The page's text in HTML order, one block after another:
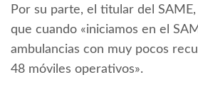
Por su parte, el titular del
que cuando «iniciamos en el
ambulancias con muy pocos
48 móviles operativos».